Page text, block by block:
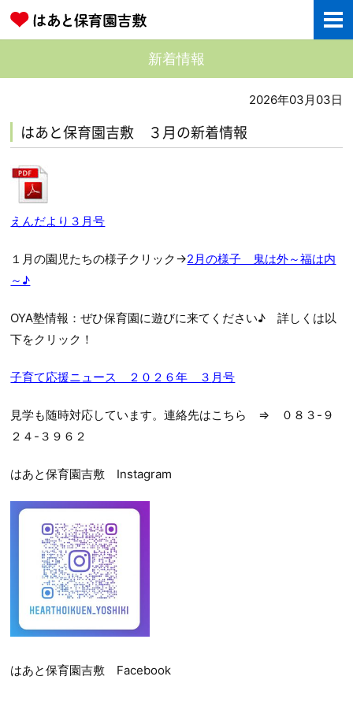
新着情報
2026年03月03日
はあと保育園吉敷 ３月の新着情報
えんだより３月号
１月の園児たちの様子クリック→2月の様子 鬼は外～福は内
～♪
OYA塾情報：ぜひ保育園に遊びに来てください♪ 詳しくは以
下をクリック！
子育て応援ニュース ２０２６年 ３ 月号
見学も随時対応しています。連絡先はこちら ⇒ ０８３-９
２４-３９６２
はあと保育園吉敷 Instagram
はあと保育園吉敷 Facebook